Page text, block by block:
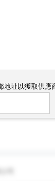
地址以獲取供應